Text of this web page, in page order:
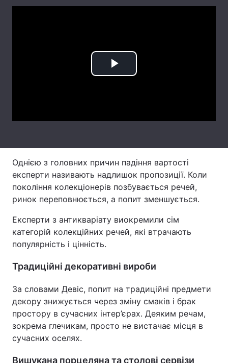
Play
Однією з головних причин падіння вартості
експерти називають надлишок пропозиції. Коли
покоління колекціонерів позбувається речей,
ринок переповнюється, а попит зменшується.
Експерти з антикваріату виокремили сім
категорій колекційних речей, які втрачають
популярність і цінність.
Традиційні декоративні вироби
За словами Девіс, попит на традиційні предмети
декору знижується через зміну смаків і брак
простору в сучасних інтер’єрах. Деяким речам,
зокрема глечикам, просто не вистачає місця в
сучасних оселях.
Вишукана порцеляна та столові сервізи